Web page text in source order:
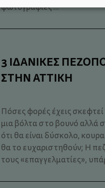
φωτογραφίες ...
3 ΙΔΑΝΙΚΕΣ
ΣΤΗΝ ΑΤΤΙΚΗ
Πόσες φορές έχεις σκεφτεί
μια βόλτα στο βουνό αλλά
ότι θα είναι δύσκολο,
θα το ευχαριστηθούν; Η
τους «επαγγελματίες»,